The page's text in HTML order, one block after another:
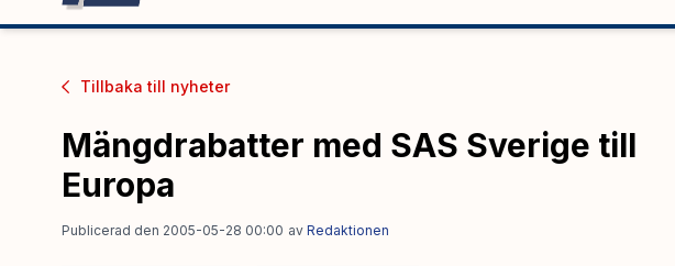
Tillbaka till nyheter
Mängdrabatter med SAS Sverige till
Europa
Publicerad den 2005-05-28 00:00 av Redaktionen